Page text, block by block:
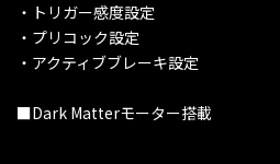
・トリガー感度設定
・プリコック設定
・アクティブブレーキ設定
■Dark Matterモーター搭載